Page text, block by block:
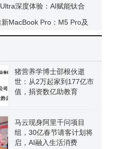
新篇深度体验：AI赋能钛合
生活新境界
MacBook Pro：M5 Pro及
者套件登场
猪营养学博士邵根伙逝
世：从2万起家到177亿市
值，捐资数亿助教育
马云现身阿里千问项目
组，30亿春节请客计划将
启，AI融入生活消费